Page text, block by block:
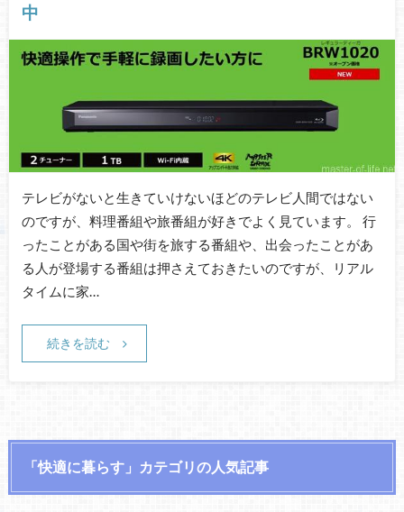
中
テレビがないと生きていけないほどのテレビ人間ではない
のですが、料理番組や旅番組が好きでよく見ています。 行
ったことがある国や街を旅する番組や、出会ったことがあ
る人が登場する番組は押さえておきたいのですが、リアル
タイムに家…
続きを読む
「快適に暮らす」カテゴリの人気記事